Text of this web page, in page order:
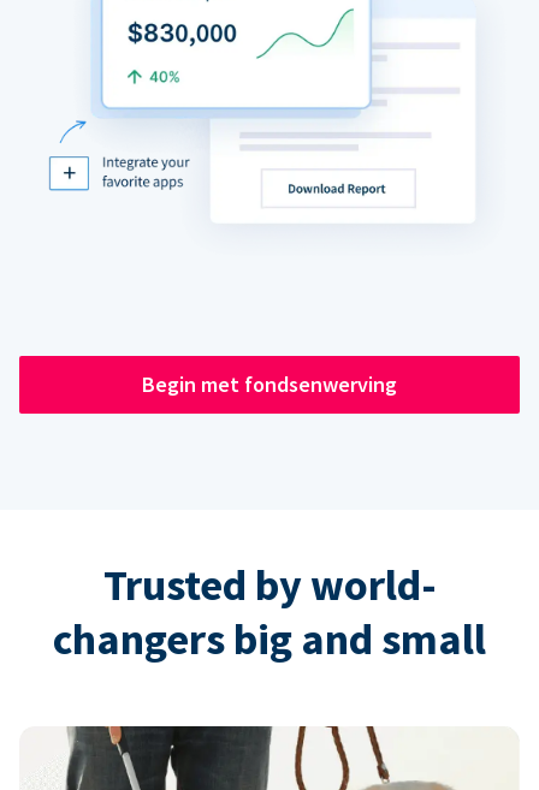
Begin met fondsenwerving
Trusted by world-
changers big and small